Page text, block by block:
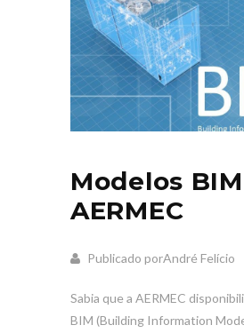
Modelos
AERMEC
Publicado porAndré Felício
Sabia que a AERMEC
BIM (Building Information